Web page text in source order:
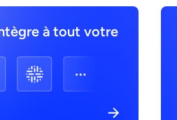
à tout votre